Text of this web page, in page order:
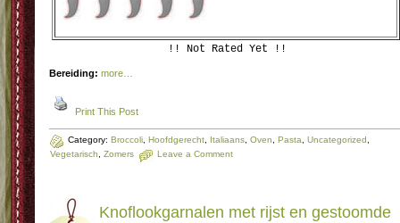
!! Not Rated Yet !!
Bereiding: more…
Print This Post
Category: Broccoli Hoofdgerecht Italiaans Oven Pasta Uncategorized
Vegetarisch
Zomers Leave a Comment
Knoflookgarnalen met rijst en gestoomde